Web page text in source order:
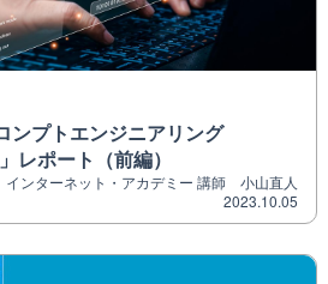
ンプトエンジニアリング
レポート（前編）
インターネット・アカデミー 講師 小山直人
2023.10.05